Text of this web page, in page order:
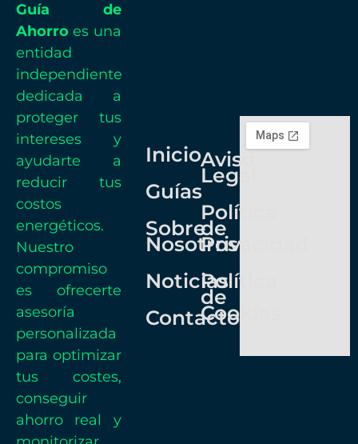
Guía de
Ahorro es una
entidad
independiente
dedicada a
proteger tus
intereses y
ayudarte a
reducir tus
costos
energéticos.
Nuestro
compromiso
es ofrecerte
asesoría
personalizada
para optimizar
tus costes,
conseguir
ahorro real y
Inicio
Guías
Sobre
Nosotros
Noticias
Contacto
Aviso
Legal
Política
de
Privacidad
Política
de
Cookies